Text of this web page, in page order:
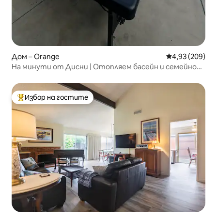
Дом – Orange Средна
4,93 (209)
На минути от Дисни | Отопляем басейн и семейно
Най-популярен избор на гостите
Избор на гостите